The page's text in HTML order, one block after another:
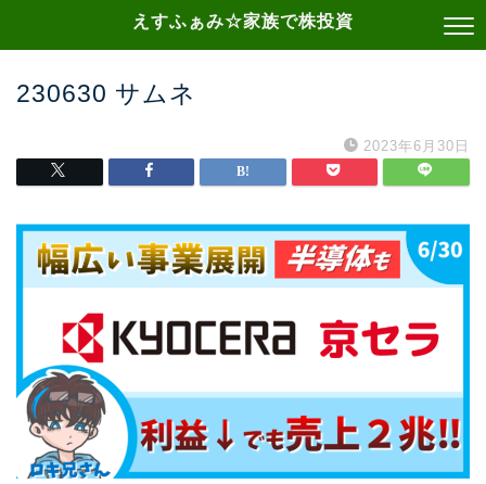
えすふぁみ☆家族で株投資
230630 サムネ
2023年6月30日